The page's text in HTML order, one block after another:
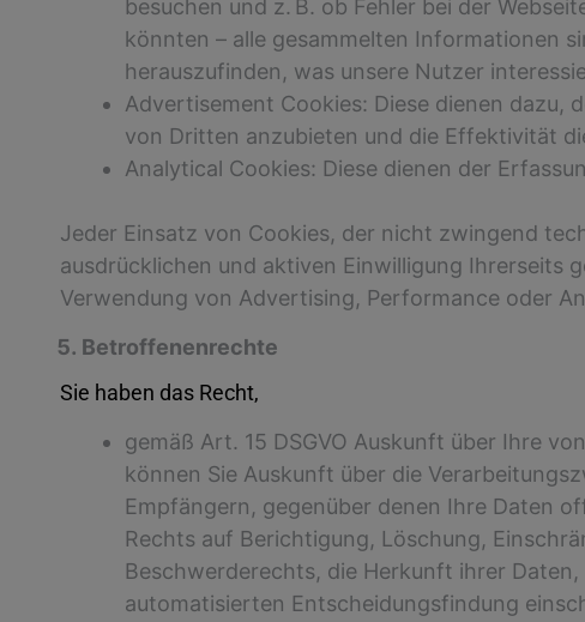
besuchen und z. B. ob Fehler bei der
könnten – alle gesammelten Informationen
herauszufinden, was unsere Nutzer
Advertisement Cookies: Diese dienen dazu,
von Dritten anzubieten und die Effektivität
Analytical Cookies: Diese dienen der
Jeder Einsatz von Cookies, der nicht zwingend
ausdrücklichen und aktiven Einwilligung Ihrerseits
Verwendung von Advertising, Performance oder
Betroffenenrechte
Sie haben das Recht,
gemäß Art. 15 DSGVO Auskunft über Ihre
können Sie Auskunft über die
Empfängern, gegenüber denen Ihre Daten
Rechts auf Berichtigung, Löschung,
Beschwerderechts, die Herkunft ihrer
automatisierten Entscheidungsfindung